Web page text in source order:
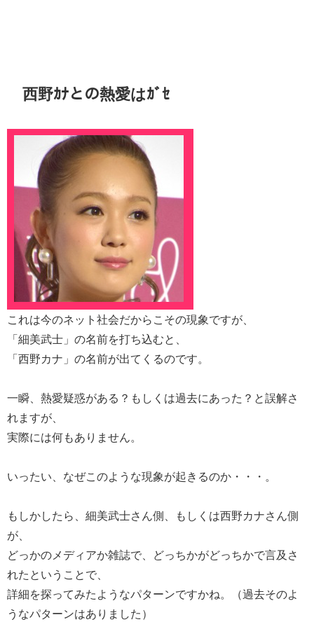
西野ｶﾅとの熱愛はｶﾞｾ
これは今のネット社会だからこその現象ですが、
「細美武士」の名前を打ち込むと、
「西野カナ」の名前が出てくるのです。
一瞬、熱愛疑惑がある？もしくは過去にあった？と誤解さ
れますが、
実際には何もありません。
いったい、なぜこのような現象が起きるのか・・・。
もしかしたら、細美武士さん側、もしくは西野カナさん側
が、
どっかのメディアか雑誌で、どっちかがどっちかで言及さ
れたということで、
詳細を探ってみたようなパターンですかね。（過去そのよ
うなパターンはありました）